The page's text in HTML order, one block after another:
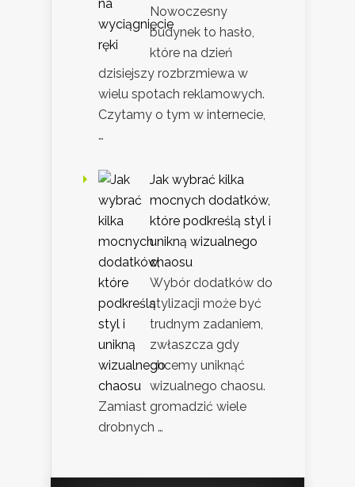
Nowoczesny
budynek to hasło,
które na dzień
dzisiejszy rozbrzmiewa w
wielu spotach reklamowych.
Czytamy o tym w internecie,
…
Jak wybrać kilka
mocnych dodatków,
które podkreślą styl i
unikną wizualnego
chaosu
Wybór dodatków do
stylizacji może być
trudnym zadaniem,
zwłaszcza gdy
chcemy uniknąć
wizualnego chaosu.
Zamiast gromadzić wiele
drobnych …